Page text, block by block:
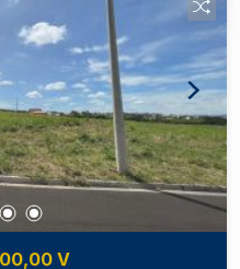
esculpidas e nichos
além de
e mobílias que se
quem é agente de
imobiliário de
visita!
V